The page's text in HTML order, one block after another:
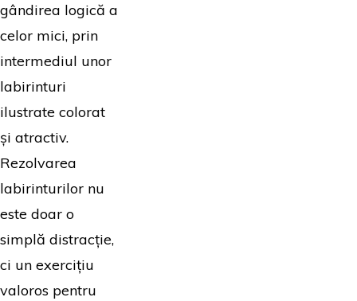
gândirea logică a
celor mici, prin
intermediul unor
labirinturi
ilustrate colorat
și atractiv.
Rezolvarea
labirinturilor nu
este doar o
simplă distracție,
ci un exercițiu
valoros pentru